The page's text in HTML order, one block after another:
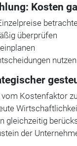
Kosten
überprüfen
nutzen
Kostenfaktor
gleichzeitig
der